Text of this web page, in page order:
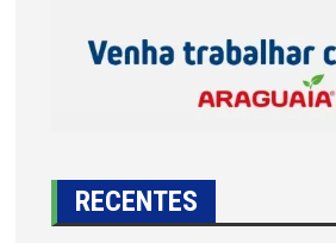
RECENTES